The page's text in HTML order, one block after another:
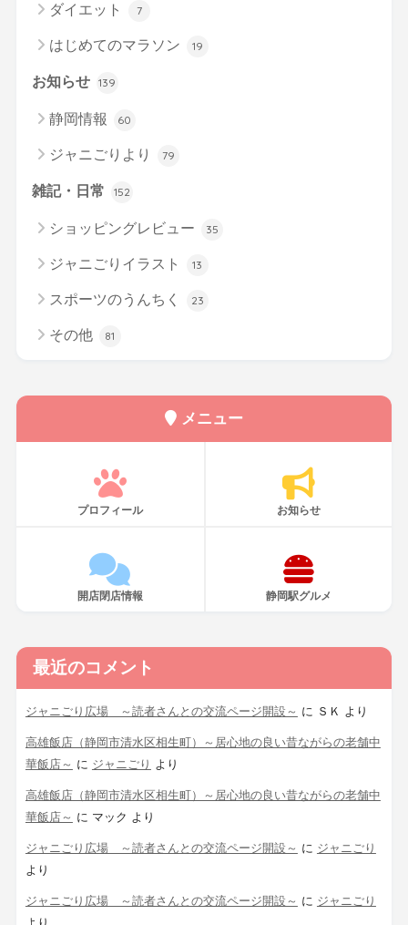
ダイエット 7
はじめてのマラソン 19
お知らせ 139
静岡情報 60
ジャニごりより 79
雑記・日常 152
ショッピングレビュー 35
ジャニごりイラスト 13
スポーツのうんちく 23
その他 81
メニュー
プロフィール お知らせ
開店閉店情報 静岡駅グルメ
最近のコメント
ジャニごり広場 ～読者さんとの交流ページ開設～ に ＳＫ より
高雄飯店（静岡市清水区相生町）～居心地の良い昔ながらの老舗中
華飯店～ に ジャニごり より
高雄飯店（静岡市清水区相生町）～居心地の良い昔ながらの老舗中
華飯店～ に マック より
ジャニごり広場 ～読者さんとの交流ページ開設～ に ジャニごり
より
ジャニごり広場 ～読者さんとの交流ページ開設～ に ジャニごり